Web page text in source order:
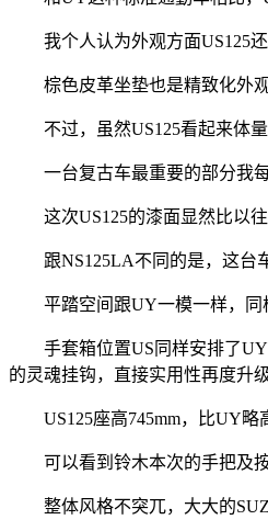
我个人认为外观方面US125还
棕色皮革坐垫也是精致化外观
不过，虽然US125看起来体量
一台复古车最重要的部分我每
这次US125的漆面显然比以往
跟NS125LA不同的是，这台车
平踏空间跟UY一模一样，同样
手套箱位置US同样安排了UY
的灵魂挂钩，直接实用性再度升级
US125座高745mm，比UY略高
可以看到铃木本次的手把及按
整体风格不突兀，大大的